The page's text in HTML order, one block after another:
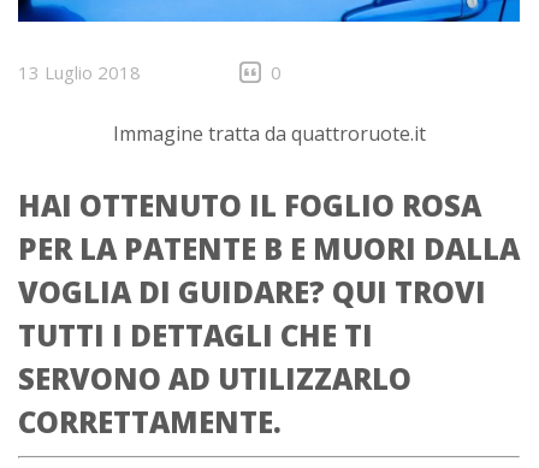
13 Luglio 2018 0
Immagine tratta da quattroruote.it
HAI OTTENUTO IL FOGLIO ROSA
PER LA PATENTE B E MUORI DALLA
VOGLIA DI GUIDARE? QUI TROVI
TUTTI I DETTAGLI CHE TI
SERVONO AD UTILIZZARLO
CORRETTAMENTE.